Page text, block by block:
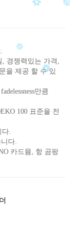
, 경쟁력있는 가격,
을 제공 할 수 있
만큼
100 표준을 전
다.
다.
카드뮴, 항 곰팡
더